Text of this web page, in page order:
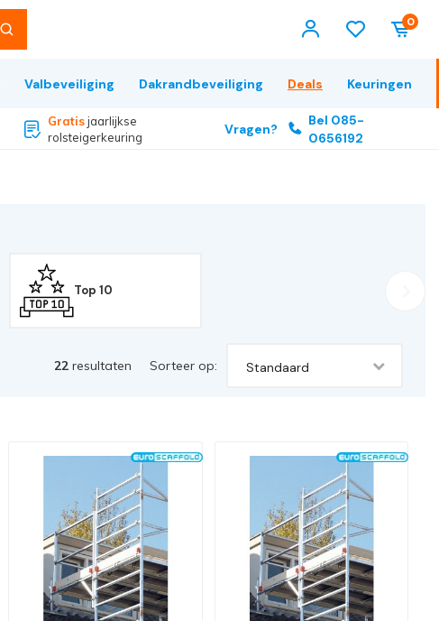
0
Valbeveiliging Dakrandbeveiliging Deals Keuringen
Gratisjaarlijkse
rolsteigerkeuring
Vragen?
Bel 085-
0656192
Top 10
22 resultaten Sorteer op: Standaard